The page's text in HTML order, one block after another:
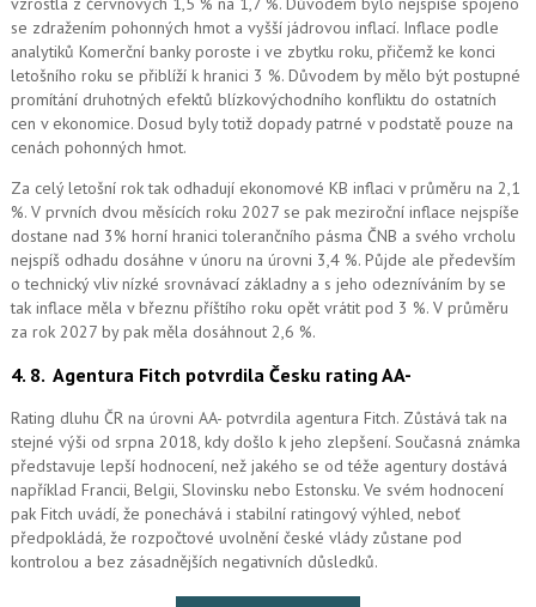
se zdražením pohonných hmot a vyšší jádrovou inflací. Inflace podle
analytiků Komerční banky poroste i ve zbytku roku, přičemž ke konci
letošního roku se přiblíží k hranici 3 %. Důvodem by mělo být postupné
promítání druhotných efektů blízkovýchodního konfliktu do ostatních
cen v ekonomice. Dosud byly totiž dopady patrné v podstatě pouze na
cenách pohonných hmot.
Za celý letošní rok tak odhadují ekonomové KB inflaci v průměru na 2,1
%. V prvních dvou měsících roku 2027 se pak meziroční inflace nejspíše
dostane nad 3% horní hranici tolerančního pásma ČNB a svého vrcholu
nejspíš odhadu dosáhne v únoru na úrovni 3,4 %. Půjde ale především
o technický vliv nízké srovnávací základny a s jeho odezníváním by se
tak inflace měla v březnu příštího roku opět vrátit pod 3 %. V průměru
za rok 2027 by pak měla dosáhnout 2,6 %.
4. 8. Agentura Fitch potvrdila Česku rating AA-
Rating dluhu ČR na úrovni AA- potvrdila agentura Fitch. Zůstává tak na
stejné výši od srpna 2018, kdy došlo k jeho zlepšení. Současná známka
představuje lepší hodnocení, než jakého se od téže agentury dostává
například Francii, Belgii, Slovinsku nebo Estonsku. Ve svém hodnocení
pak Fitch uvádí, že ponechává i stabilní ratingový výhled, neboť
předpokládá, že rozpočtové uvolnění české vlády zůstane pod
kontrolou a bez zásadnějších negativních důsledků.